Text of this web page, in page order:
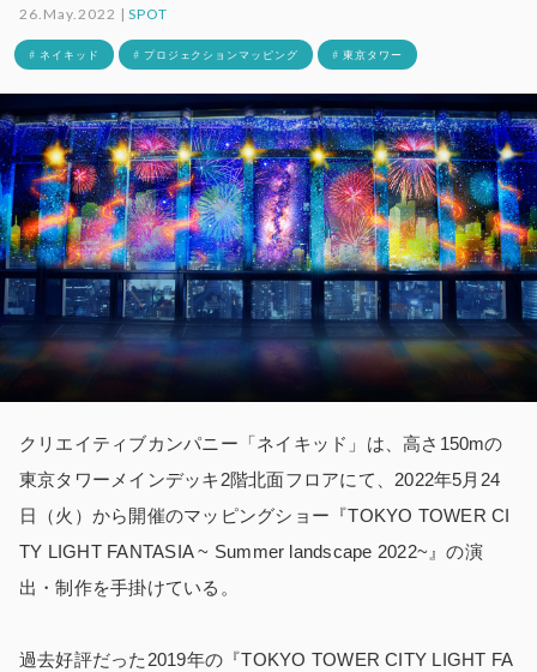
26.May.2022 |SPOT
# ネイキッド # プロジェクションマッピング # 東京タワー
クリエイティブカンパニー「ネイキッド」は、高さ150mの
東京タワーメインデッキ2階北面フロアにて、2022年5月24
日（火）から開催のマッピングショー『TOKYO TOWER CI
TY LIGHT FANTASIA ~ Summer landscape 2022~』の演
出・制作を手掛けている。
過去好評だった2019年の『TOKYO TOWER CITY LIGHT FA